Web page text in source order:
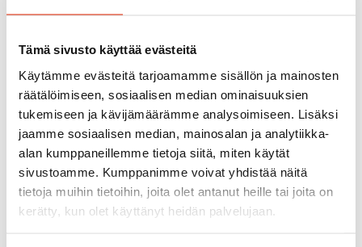
Tämä sivusto käyttää evästeitä
Käytämme evästeitä tarjoamamme sisällön ja mainosten
räätälöimiseen, sosiaalisen median ominaisuuksien
tukemiseen ja kävijämäärämme analysoimiseen. Lisäksi
jaamme sosiaalisen median, mainosalan ja analytiikka-
alan kumppaneillemme tietoja siitä, miten käytät
sivustoamme. Kumppanimme voivat yhdistää näitä
tietoja muihin tietoihin, joita olet antanut heille tai joita on
kerätty, kun olet käyttänyt heidän palvelujaan.
Suositeltua sinulle
ALE
ORANSSI PUNAINEN
TUMMAN
ALE UUSI
SMOLDER